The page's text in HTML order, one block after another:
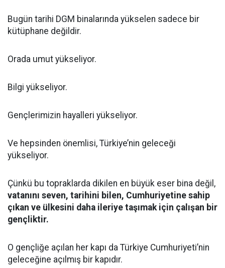
Bugün tarihi DGM binalarında yükselen sadece bir
kütüphane değildir.
Orada umut yükseliyor.
Bilgi yükseliyor.
Gençlerimizin hayalleri yükseliyor.
Ve hepsinden önemlisi, Türkiye’nin geleceği
yükseliyor.
Çünkü bu topraklarda dikilen en büyük eser bina değil,
vatanını seven, tarihini bilen, Cumhuriyetine sahip
çıkan ve ülkesini daha ileriye taşımak için çalışan bir
gençliktir.
O gençliğe açılan her kapı da Türkiye Cumhuriyeti’nin
geleceğine açılmış bir kapıdır.